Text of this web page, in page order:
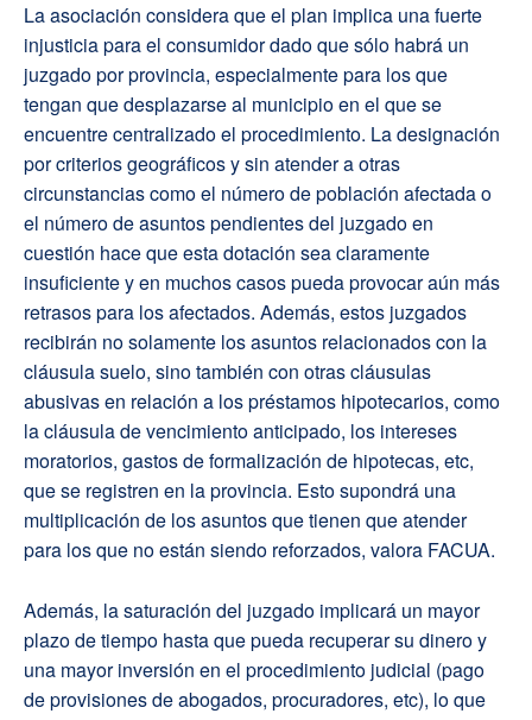
La asociación considera que el plan implica una fuerte
injusticia para el consumidor dado que sólo habrá un
juzgado por provincia, especialmente para los que
tengan que desplazarse al municipio en el que se
encuentre centralizado el procedimiento. La designación
por criterios geográficos y sin atender a otras
circunstancias como el número de población afectada o
el número de asuntos pendientes del juzgado en
cuestión hace que esta dotación sea claramente
insuficiente y en muchos casos pueda provocar aún más
retrasos para los afectados. Además, estos juzgados
recibirán no solamente los asuntos relacionados con la
cláusula suelo, sino también con otras cláusulas
abusivas en relación a los préstamos hipotecarios, como
la cláusula de vencimiento anticipado, los intereses
moratorios, gastos de formalización de hipotecas, etc,
que se registren en la provincia. Esto supondrá una
multiplicación de los asuntos que tienen que atender
para los que no están siendo reforzados, valora FACUA.
Además, la saturación del juzgado implicará un mayor
plazo de tiempo hasta que pueda recuperar su dinero y
una mayor inversión en el procedimiento judicial (pago
de provisiones de abogados, procuradores, etc), lo que